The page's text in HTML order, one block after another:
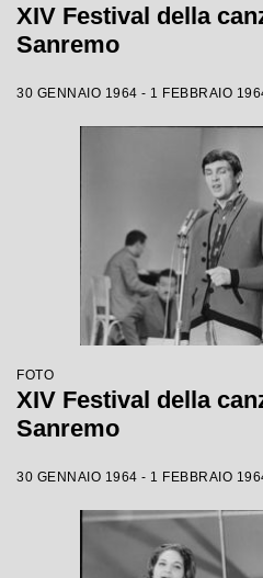
XIV Festival della
Sanremo
30 GENNAIO 1964 - 1 FEBBRAIO
FOTO
XIV Festival della
Sanremo
30 GENNAIO 1964 - 1 FEBBRAIO